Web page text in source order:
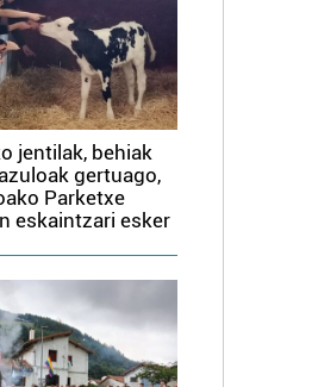
jentilak, behiak
gertuago,
Parketxe
eskaintzari esker